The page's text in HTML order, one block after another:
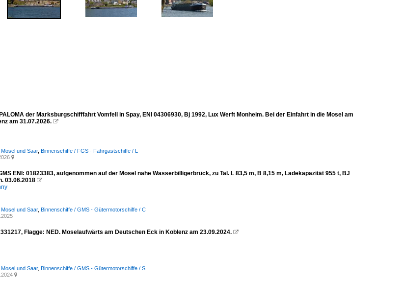
der Marksburgschifffahrt Vomfell in Spay, ENI 04306930, Bj 1992, Lux Werft Monheim. Bei der Einfahrt in die Mosel am
am 31.07.2026. 
und Saar, Binnenschiffe / FGS - Fahrgastschiffe / L

ENI: 01823383, aufgenommen auf der Mosel nahe Wasserbilligerbrück, zu Tal. L 83,5 m, B 8,15 m, Ladekapazität 955 t, BJ
03.06.2018 
und Saar, Binnenschiffe / GMS - Gütermotorschiffe / C
Flagge: NED. Moselaufwärts am Deutschen Eck in Koblenz am 23.09.2024. 
und Saar, Binnenschiffe / GMS - Gütermotorschiffe / S
